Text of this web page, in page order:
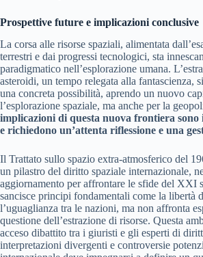
Prospettive future e implicazioni conclusive
La corsa alle risorse spaziali, alimentata
terrestri e dai progressi tecnologici, sta
paradigmatico nell’esplorazione umana.
asteroidi, un tempo relegata alla fantascienza,
una concreta possibilità, aprendo un nuovo
l’esplorazione spaziale, ma anche per la
implicazioni di questa nuova frontiera sono
e richiedono un’attenta riflessione e una
Il Trattato sullo spazio extra-atmosferico del
un pilastro del diritto spaziale internazionale,
aggiornamento per affrontare le sfide del XXI
sancisce principi fondamentali come la libertà
l’uguaglianza tra le nazioni, ma non affronta
questione dell’estrazione di risorse. Questa
acceso dibattito tra i giuristi e gli esperti di
interpretazioni divergenti e controversie